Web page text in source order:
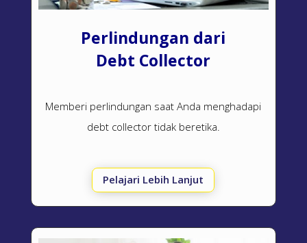
Perlindungan dari
Debt Collector
Memberi perlindungan saat Anda menghadapi
debt collector tidak beretika.
Pelajari Lebih Lanjut